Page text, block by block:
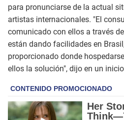
para pronunciarse de la actual
artistas internacionales. "El
comunicado con ellos a través
están dando facilidades en
proporcionado donde
ellos la solución", dijo en un